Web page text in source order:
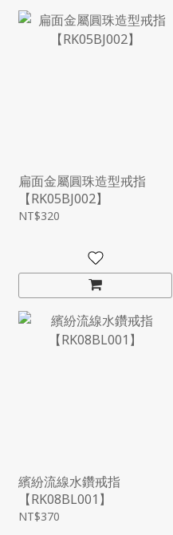
扁面金屬圓珠造型戒指
【RK05BJ002】
NT$320
繽紛流線水鑽戒指
【RK08BL001】
NT$370